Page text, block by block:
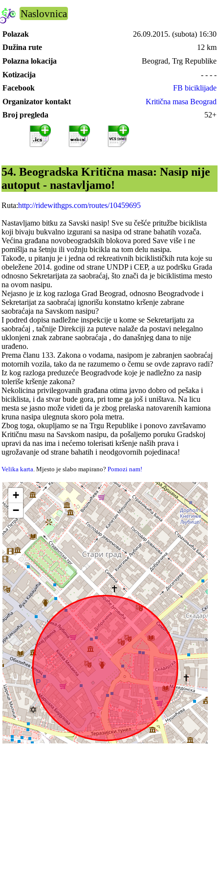
Naslovnica
Polazak 26.09.2015. (subota) 16:30
Dužina rute
12 km
Polazna lokacija
Beograd, Trg Republike
Kotizacija
- - - -
Facebook
FB biciklijade
Organizator kontakt
Kritična masa Beograd
Broj pregleda
52+
54. Beogradska Kritična masa: Nasip nije
autoput - nastavljamo!
Ruta:http://ridewithgps.com/routes/10459695
Nastavljamo bitku za Savski nasip! Sve su češće pritužbe biciklista
koji bivaju bukvalno izgurani sa nasipa od strane bahatih vozača.
Većina građana novobeogradskih blokova pored Save više i ne
pomišlja na šetnju ili vožnju bicikla na tom delu nasipa.
Takođe, u pitanju je i jedna od rekreativnih biciklističkih ruta koje su
obeležene 2014. godine od strane UNDP i CEP, a uz podršku Grada
odnosno Sekretarijata za saobraćaj, što znači da je biciklistima mesto
na ovom nasipu.
Nejasno je iz kog razloga Grad Beograd, odnosno Beogradvode i
Sekretarijat za saobraćaj ignorišu konstatno kršenje zabrane
saobraćaja na Savskom nasipu?
I podred dopisa nadležne inspekcije u kome se Sekretarijatu za
saobraćaj , tačnije Direkciji za puteve nalaže da postavi nelegalno
uklonjeni znak zabrane saobraćaja , do današnjeg dana to nije
urađeno.
Prema članu 133. Zakona o vodama, nasipom je zabranjen saobraćaj
motornih vozila, tako da ne razumemo o čemu se ovde zapravo radi?
Iz kog razloga preduzeće Beogradvode koje je nadležno za nasip
toleriše kršenje zakona?
Nekolicina privilegovanih građana otima javno dobro od pešaka i
biciklista, i da stvar bude gora, pri tome ga još i uništava. Na licu
mesta se jasno može videti da je zbog prelaska natovarenih kamiona
kruna nasipa ulegnuta skoro pola metra.
Zbog toga, okupljamo se na Trgu Republike i ponovo završavamo
Kritičnu masu na Savskom nasipu, da pošaljemo poruku Gradskoj
upravi da nas ima i nećemo tolerisati kršenje naših prava i
ugrožavanje od strane bahatih i neodgovornih pojedinaca!
Velika karta. Mjesto je slabo mapirano?Pomozi nam!
+
−